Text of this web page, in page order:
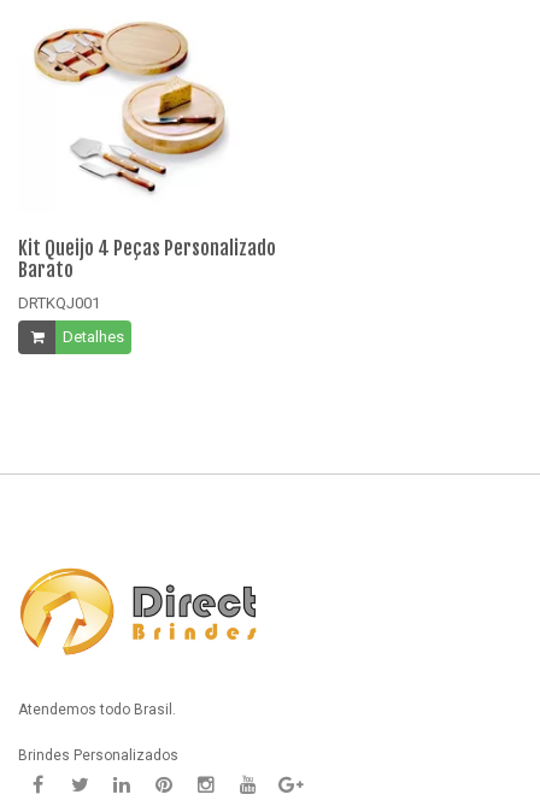
Kit Queijo 4 Peças Personalizado
Barato
DRTKQJ001
Detalhes
Atendemos todo Brasil.
Brindes Personalizados